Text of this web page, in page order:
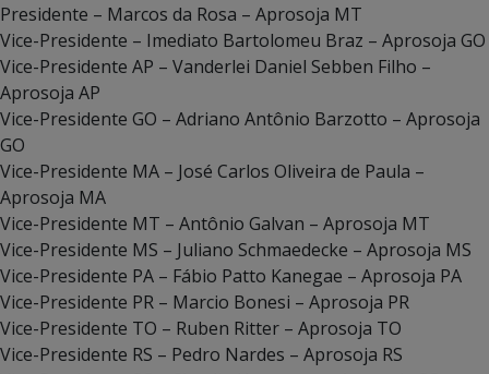
Presidente – Marcos da Rosa – Aprosoja MT
Vice-Presidente – Imediato Bartolomeu Braz – Aprosoja GO
Vice-Presidente AP – Vanderlei Daniel Sebben Filho –
Aprosoja AP
Vice-Presidente GO – Adriano Antônio Barzotto – Aprosoja
GO
Vice-Presidente MA – José Carlos Oliveira de Paula –
Aprosoja MA
Vice-Presidente MT – Antônio Galvan – Aprosoja MT
Vice-Presidente MS – Juliano Schmaedecke – Aprosoja MS
Vice-Presidente PA – Fábio Patto Kanegae – Aprosoja PA
Vice-Presidente PR – Marcio Bonesi – Aprosoja PR
Vice-Presidente TO – Ruben Ritter – Aprosoja TO
Vice-Presidente RS – Pedro Nardes – Aprosoja RS